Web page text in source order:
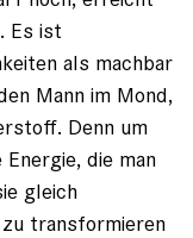
Es ist
als machbar
Mann im Mond,
Denn um
die man
gleich
transformieren